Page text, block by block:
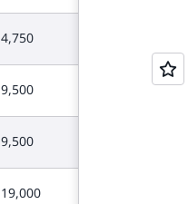
4,750
9,500
9,500
19,000